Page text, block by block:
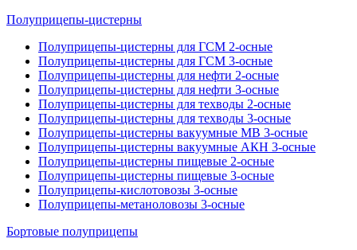
Полуприцепы-цистерны
Полуприцепы-цистерны для ГСМ 2-осные
Полуприцепы-цистерны для ГСМ 3-осные
Полуприцепы-цистерны для нефти 2-осные
Полуприцепы-цистерны для нефти 3-осные
Полуприцепы-цистерны для техводы 2-осные
Полуприцепы-цистерны для техводы 3-осные
Полуприцепы-цистерны вакуумные МВ 3-осные
Полуприцепы-цистерны вакуумные АКН 3-осные
Полуприцепы-цистерны пищевые 2-осные
Полуприцепы-цистерны пищевые 3-осные
Полуприцепы-кислотовозы 3-осные
Полуприцепы-метаноловозы 3-осные
Бортовые полуприцепы